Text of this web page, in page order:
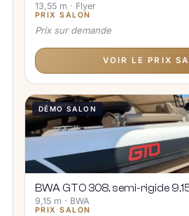
13,55 m · Flyer
PRIX SALON
Prix sur demande
VOIR LE PRIX
DÉMO SALON
BWA GTO 308, semi-rigide
9,15 m · BWA
PRIX SALON